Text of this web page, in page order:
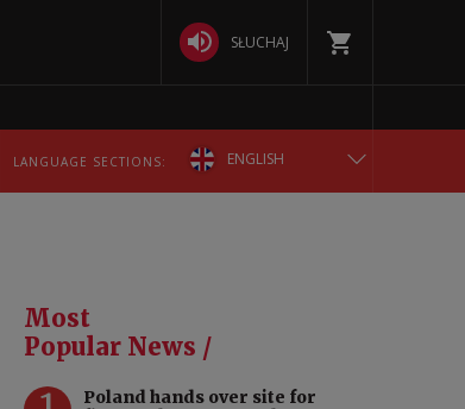
SŁUCHAJ
LANGUAGE SECTIONS: ENGLISH
РУССКИЙ
Most
Popular News /
Poland hands over site for